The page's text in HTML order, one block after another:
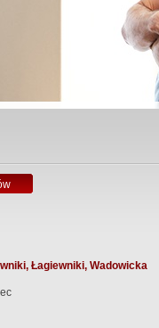
Łagiewniki, Wadowicka